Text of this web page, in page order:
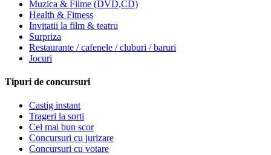
Muzica & Filme (DVD,CD)
Health & Fitness
Invitatii la film & teatru
Surpriza
Restaurante / cafenele / cluburi / baruri
Jocuri
Tipuri de concursuri
Castig instant
Trageri la sorti
Cel mai bun scor
Concursuri cu jurizare
Concursuri cu votare